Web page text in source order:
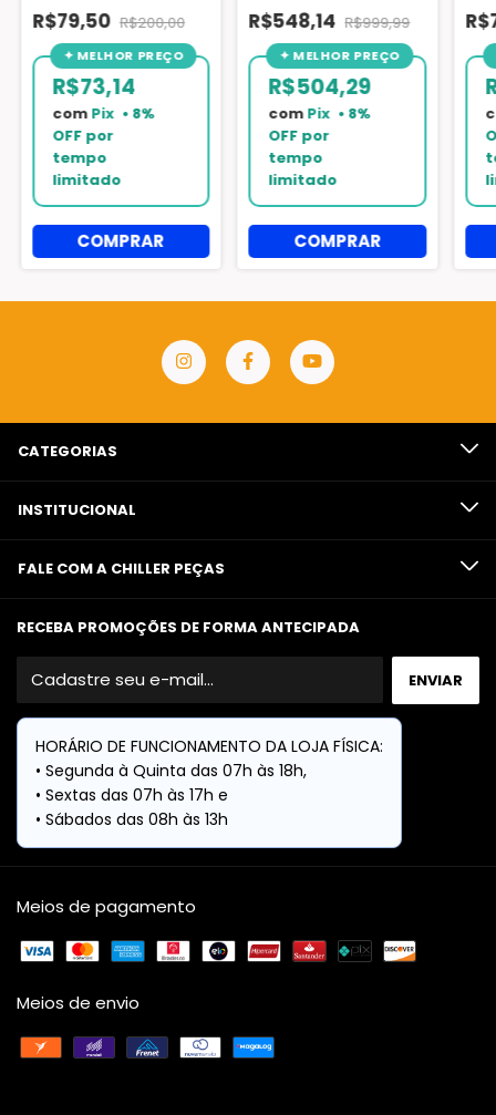
R$79,50 R$200,00
R$73,14
com Pix
R$548,14 R$999,99
R$504,29
com Pix
CATEGORIAS
INSTITUCIONAL
FALE COM A CHILLER PEÇAS
RECEBA PROMOÇÕES DE FORMA ANTECIPADA
Meios de pagamento
Meios de envio